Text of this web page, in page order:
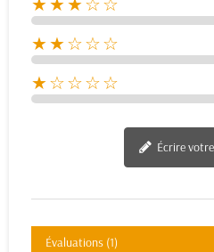
★★★☆☆
★★☆☆☆
★☆☆☆☆
Écrire
Évaluations (1)